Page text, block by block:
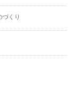
くり